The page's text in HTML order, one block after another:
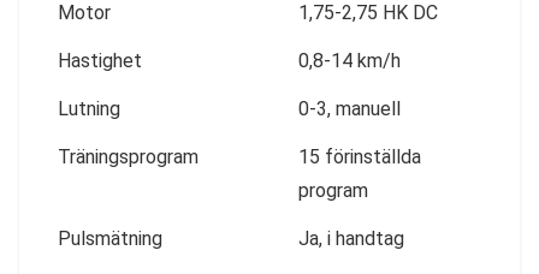
Motor 1,75-2,75 HK DC
Hastighet 0,8-14 km/h
Lutning 0-3, manuell
Träningsprogram
15 förinställda
program
Pulsmätning Ja, i handtag